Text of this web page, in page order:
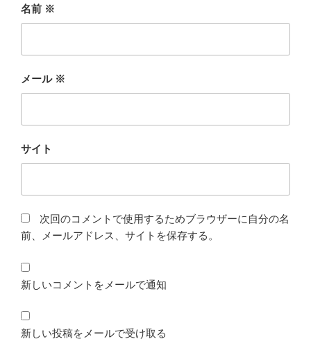
名前 ※
メール ※
サイト
次回のコメントで使用するためブラウザーに自分の名
前、メールアドレス、サイトを保存する。
新しいコメントをメールで通知
新しい投稿をメールで受け取る